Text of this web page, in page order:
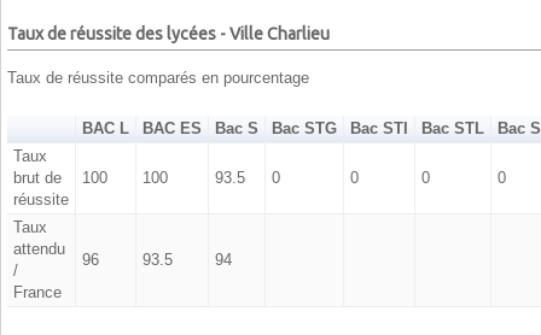
Taux de réussite des lycées - Ville Charlieu
Taux de réussite comparés en pourcentage
BAC L BAC ES Bac S Bac STG Bac STI Bac STL
Bac
Taux
brut de
réussite
100 100 93.5 0 0 0 0
Taux
attendu
/
France
96 93.5 94